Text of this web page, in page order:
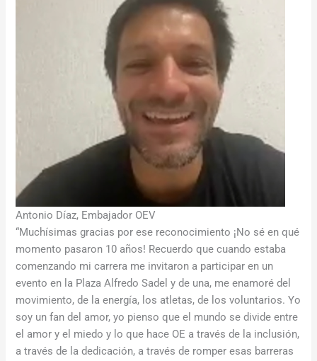
Antonio Díaz, Embajador OEV
“Muchísimas gracias por ese reconocimiento ¡No sé en qué
momento pasaron 10 años! Recuerdo que cuando estaba
comenzando mi carrera me invitaron a participar en un
evento en la Plaza Alfredo Sadel y de una, me enamoré del
movimiento, de la energía, los atletas, de los voluntarios. Yo
soy un fan del amor, yo pienso que el mundo se divide entre
el amor y el miedo y lo que hace OE a través de la inclusión,
a través de la dedicación, a través de romper esas barreras